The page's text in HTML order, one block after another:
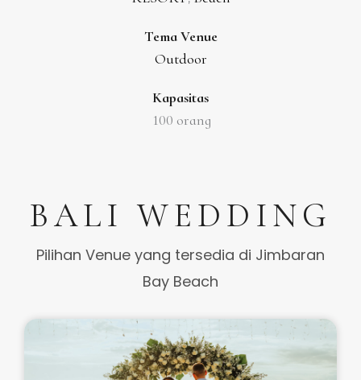
Tema Venue
Outdoor
Kapasitas
100 orang
BALI WEDDING
Pilihan Venue yang tersedia di Jimbaran
Bay Beach